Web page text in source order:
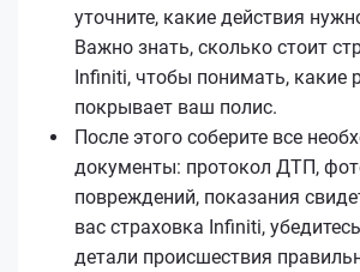
уточните, какие действия
Важно знать, сколько стоит
Infiniti, чтобы понимать, какие
покрывает ваш полис.
После этого соберите все
документы: протокол ДТП,
повреждений, показания
вас страховка Infiniti,
детали происшествия